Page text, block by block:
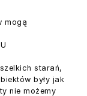
mogą
starań,
były jak
nie możemy